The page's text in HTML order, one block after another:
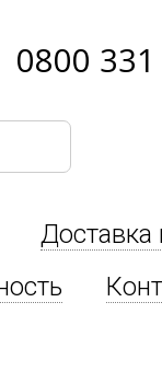
0800
Доставка